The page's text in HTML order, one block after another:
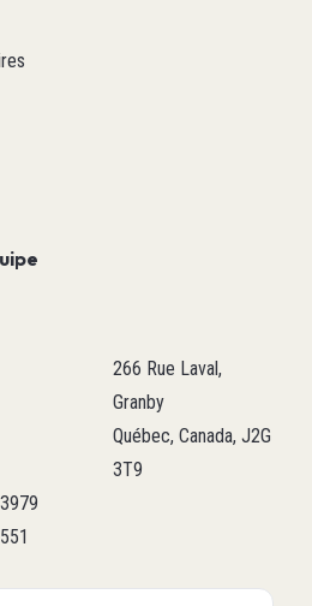
266 Rue Laval,
Granby
Québec, Canada, J2G
3T9